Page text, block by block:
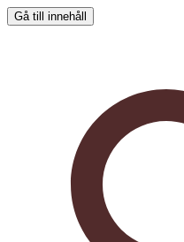
Gå till innehåll